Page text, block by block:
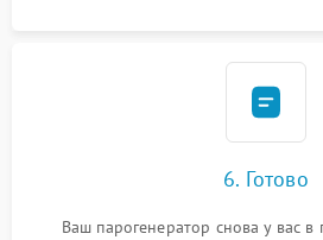
6. Готово
Ваш парогенератор снова у вас